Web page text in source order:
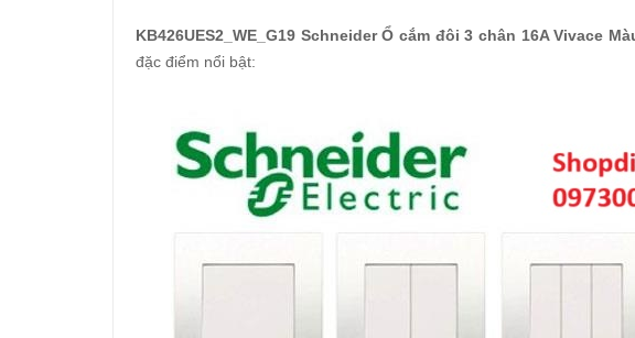
KB426UES2_WE_G19 Schneider Ổ cắm đôi 3 chân 16A Vivace
đặc điểm nổi bật: